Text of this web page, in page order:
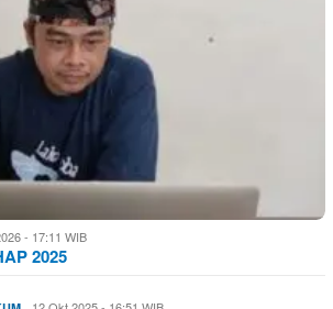
- 17:11 WIB
2025